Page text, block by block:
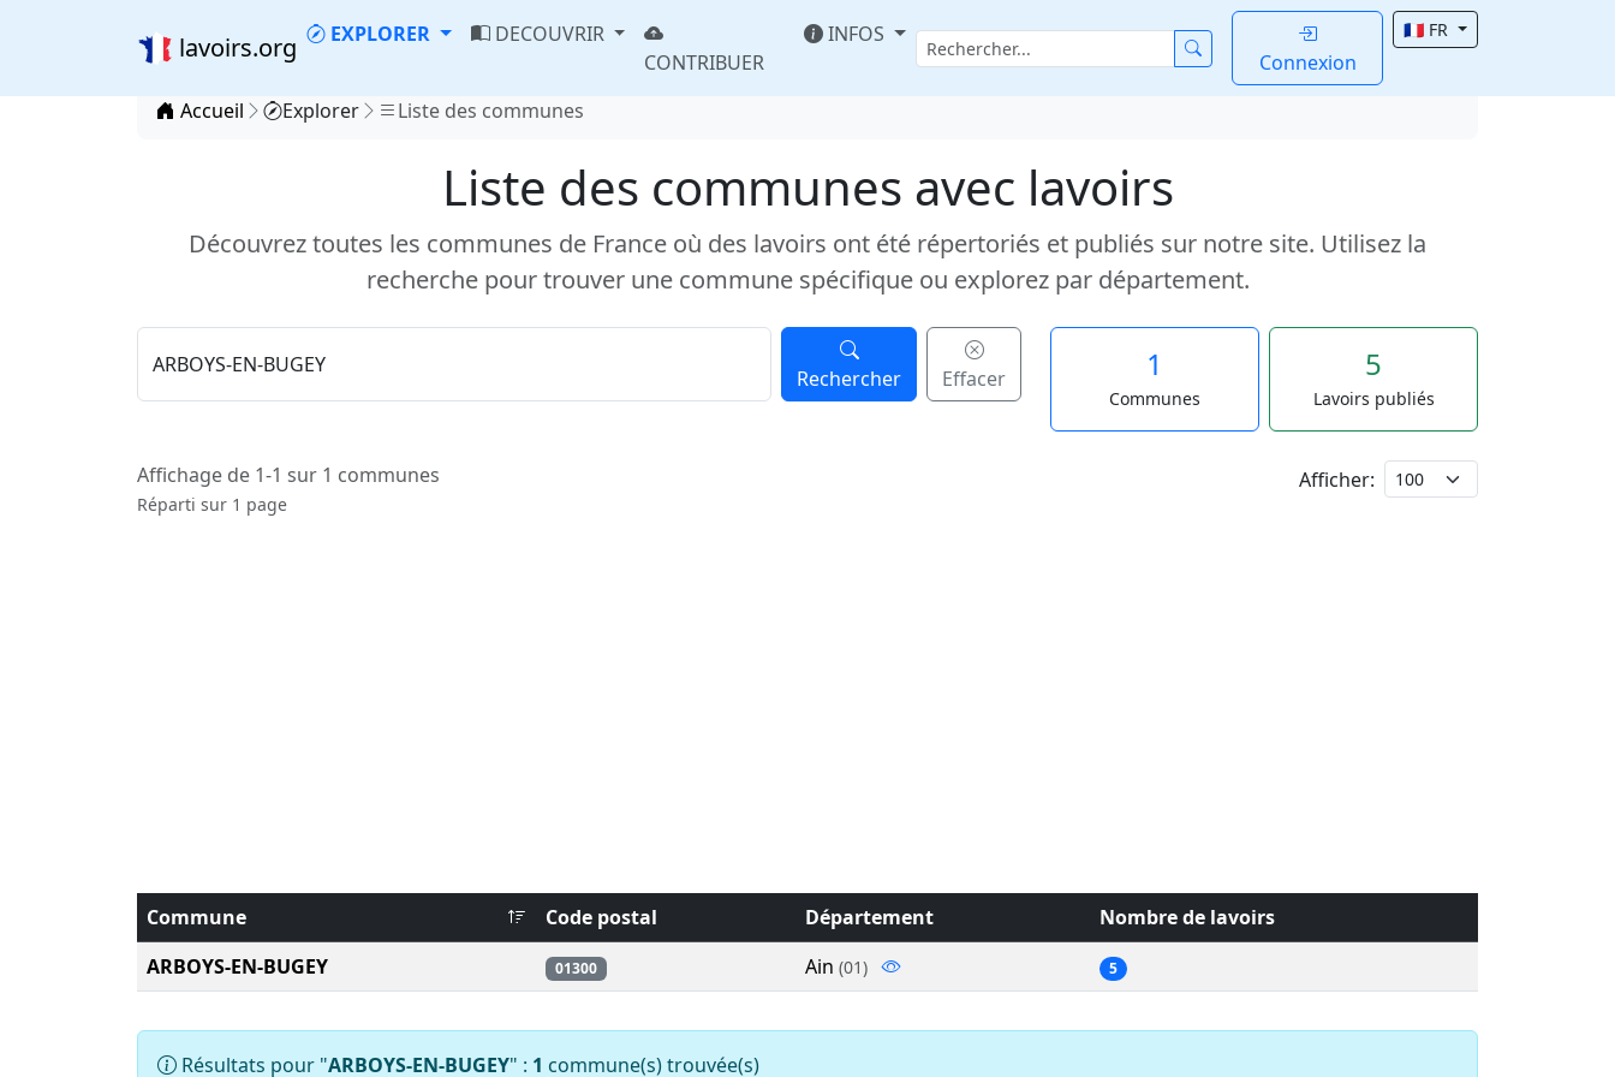
lavoirs.org EXPLORER
DECOUVRIR
CONTRIBUER
INFOS
Connexion
🇫🇷 FR
Accueil Explorer Liste des communes
Liste des communes avec lavoirs
Découvrez toutes les communes de France où des lavoirs ont été répertoriés et publiés sur notre site. Utilisez la
recherche pour trouver une commune spécifique ou explorez par département.
Rechercher Effacer 1
Communes
5
Lavoirs publiés
Affichage de 1-1 sur 1 communes
Réparti sur 1 page
Afficher:
Commune Code postal Département
Nombre de lavoirs
ARBOYS-EN-BUGEY
01300 Ain (01) 5
Résultats pour "ARBOYS-EN-BUGEY" : 1 commune(s) trouvée(s)